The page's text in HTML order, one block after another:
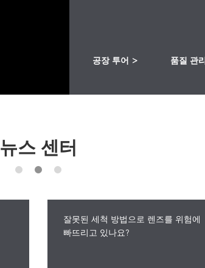
공장 투어 > 품질 관리
뉴스 센터
잘못된 세척 방법으로 렌즈를 위험에
빠뜨리고 있나요?